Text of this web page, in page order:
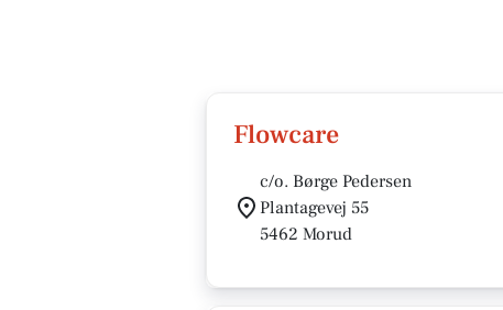
Flowcare
c/o. Børge Pedersen
Plantagevej 55
5462 Morud